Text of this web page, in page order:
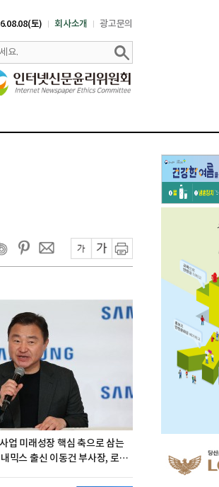
토) 회사소개 광고문의
업 미래성장 핵심 축으로 삼는
믹스 출신 이동건 부사장, 로보